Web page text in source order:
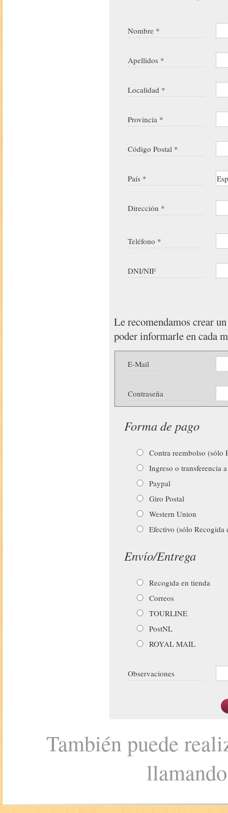
Nombre *
Apellidos *
Localidad *
Provincia *
Código Postal *
País *
Dirección *
Teléfono *
DNI/NIF
Le recomendamos crear
poder informarle en cada
E-Mail
Contraseña
Forma de pago
Contra reembolso (sólo
Ingreso o transferencia
Paypal
Giro Postal
Western Union
Efectivo (sólo Recogida
Envío/Entrega
Recogida en tienda
Correos
TOURLINE
PostNL
ROYAL MAIL
Observaciones
También puede